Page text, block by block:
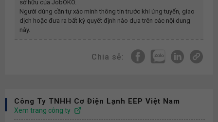
sở hữu của JobOKO.
Người dùng cần tự xác minh thông tin trước khi ứng tuyển, giao
dịch hoặc đưa ra bất kỳ quyết định nào dựa trên các nội dung
này.
Chia sẻ:
Công Ty TNHH Cơ Điện Lạnh EEP Việt Nam
Xem trang công ty